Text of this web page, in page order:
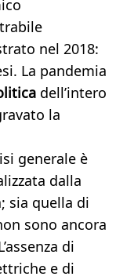
nel 2018:
La pandemia
dell’intero
la
generale è
dalla
sia quella di
sono ancora
di
e di